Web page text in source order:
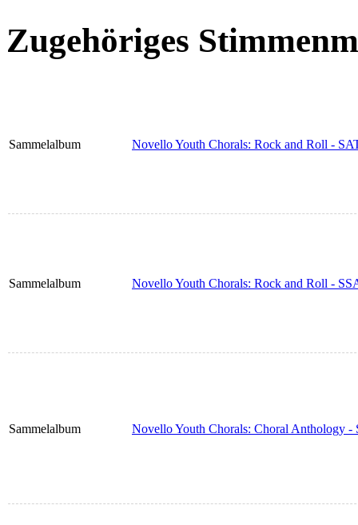
Zugehöriges
Sammelalbum Novello Youth Chorals: Rock and Roll -
Sammelalbum Novello Youth Chorals: Rock and Roll -
Sammelalbum Novello Youth Chorals: Choral Anthology